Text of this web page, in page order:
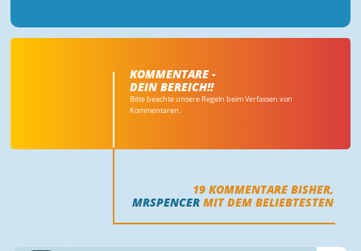
KOMMENTARE -
DEIN BEREICH!!
Bitte beachte unsere Regeln beim Verfassen von
Kommentaren.
19 KOMMENTARE BISHER,
MRSPENCER MIT DEM BELIEBTESTEN